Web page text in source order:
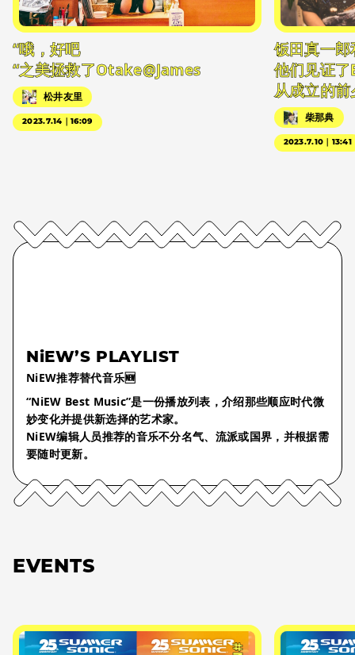
“哦，好吧
“之美拯救了Otake@James
松井友里
2023.7.14｜16:09
饭田真一
他们见证
从成立的
柴那典
2023.7.10｜13:41
NiEW’S PLAYLIST
NiEW推荐替代音乐🆕
“NiEW Best Music”是一份播放列表，介绍那些顺应时代微
妙变化并提供新选择的艺术家。
NiEW编辑人员推荐的音乐不分名气、流派或国界，并根据需
要随时更新。
EVENTS